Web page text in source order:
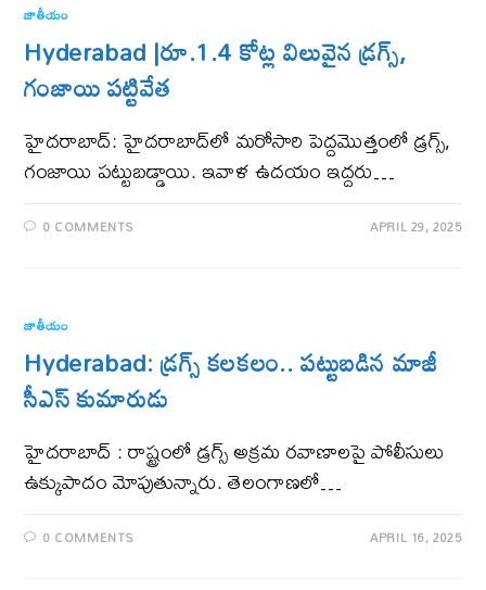
జాతీయం
Hyderabad |రూ.1.4 కోట్ల విలువైన డ్రగ్స్‌,
గంజాయి పట్టివేత
హైదరాబాద్‌: హైదరాబాద్‌లో మరోసారి పెద్దమొత్తంలో డ్రగ్స్‌,
గంజాయి పట్టుబడ్డాయి. ఇవాళ ఉదయం ఇద్దరు…
0 COMMENTS APRIL 29, 2025
జాతీయం
Hyderabad: డ్రగ్స్ కలకలం.. పట్టుబడిన మాజీ
సీఎస్ కుమారుడు
హైదరాబాద్ : రాష్ట్రంలో డ్రగ్స్ అక్రమ రవాణాలపై పోలీసులు
ఉక్కుపాదం మోపుతున్నారు. తెలంగాణలో…
0 COMMENTS APRIL 16, 2025